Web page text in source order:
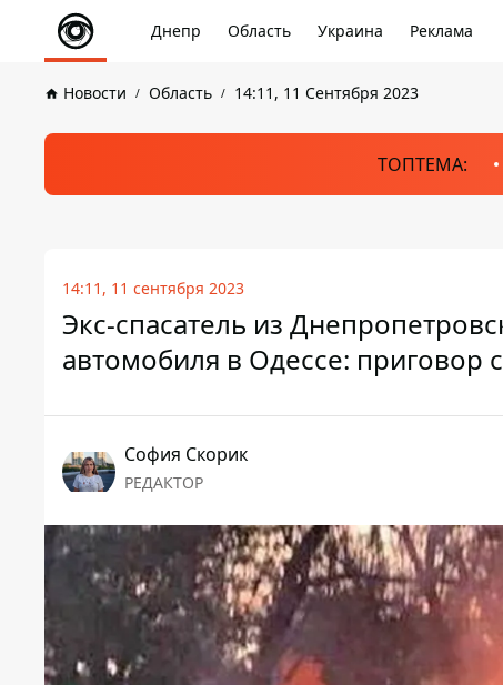
Днепр Область Украина Реклама
Новости Область 14:11, 11 Сентября 2023
ТОПТЕМА:
14:11, 11 сентября 2023
Экс-спасатель из
автомобиля в Одессе: приговор
София Скорик
РЕДАКТОР